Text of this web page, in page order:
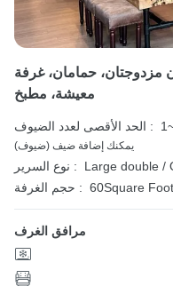
مزدوجتان، حمامان، غرفة
معيشة، مطبخ
الحد الأقصى لعدد الضيوف :
يمكنك إضافة ضيف (ضيوف)
نوع السرير : Large double /
حجم الغرفة : 60Square
مرافق الغرف